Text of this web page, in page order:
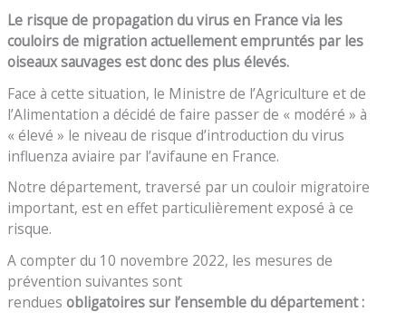
Le risque de propagationdu virus en France via les
couloirs de migration actuellement empruntés par les
oiseaux sauvagesest doncdes plusélevés.
Face à cette situation, le Ministre de l’Agriculture et de
l’Alimentation a décidé de faire passer de « modéré » à
« élevé » le niveau de risque d’introduction du virus
influenza aviaire par l’avifaune en France.
Notre département, traversé par un couloir migratoire
important, est en effet particulièrement exposé à ce
risque.
A compter du 10 novembre 2022, les mesures de
prévention suivantes sont
rendues obligatoiressur l’ensembledu département: